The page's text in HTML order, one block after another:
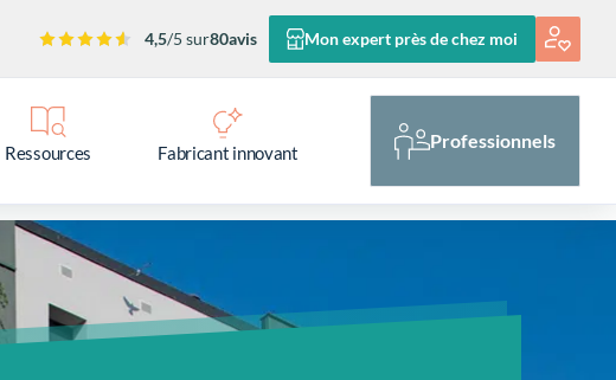
4,5/5 sur80avis Mon expert près de chez moi
Ressources Fabricant innovant
Professionnels